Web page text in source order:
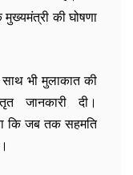
मुख्यमंत्री की घोषणा
भी मुलाकात की
जानकारी दी।
कि जब तक सहमति